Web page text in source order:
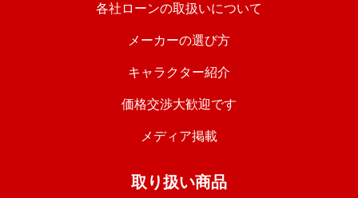
各社ローンの取扱いについて
メーカーの選び方
キャラクター紹介
価格交渉大歓迎です
メディア掲載
取り扱い商品